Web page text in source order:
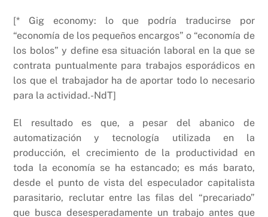
[* Gig economy: lo que podría traducirse por
“economía de los pequeños encargos” o “economía de
los bolos” y define esa situación laboral en la que se
contrata puntualmente para trabajos esporádicos en
los que el trabajador ha de aportar todo lo necesario
para la actividad.-NdT]
El resultado es que, a pesar del abanico de
automatización y tecnología utilizada en la
producción, el crecimiento de la productividad en
toda la economía se ha estancado; es más barato,
desde el punto de vista del especulador capitalista
parasitario, reclutar entre las filas del “precariado”
que busca desesperadamente un trabajo antes que